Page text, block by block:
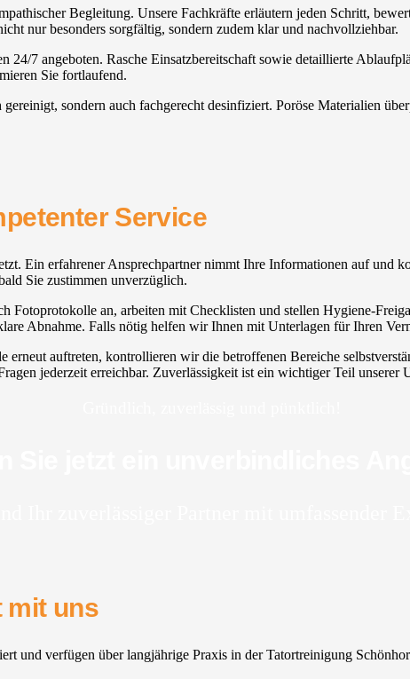
Begleitung. Unsere Fachkräfte erläutern jeden Schritt,
nur besonders sorgfältig, sondern zudem klar und nachvollziehbar.
24/7 angeboten. Rasche Einsatzbereitschaft sowie detaillierte
Sie fortlaufend.
sondern auch fachgerecht desinfiziert. Poröse Materialien
Service
Ein erfahrener Ansprechpartner nimmt Ihre Informationen auf und
Sie zustimmen unverzüglich.
Fotoprotokolle an, arbeiten mit Checklisten und stellen Hygiene-
Abnahme. Falls nötig helfen wir Ihnen mit Unterlagen für Ihren
auftreten, kontrollieren wir die betroffenen Bereiche
jederzeit erreichbar. Zuverlässigkeit ist ein wichtiger Teil unserer
mit uns
und verfügen über langjährige Praxis in der Tatortreinigung